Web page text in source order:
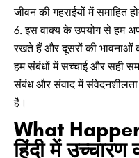
जीवन की गहराईयों में समाहित
इस वाक्य के उपयोग से हम
रखते हैं और दूसरों की भावनाओं
हम संबंधों में सच्चाई और सही
संबंध और संवाद में संवेदनशीलता
है।
What
हिंदी में उच्चारण